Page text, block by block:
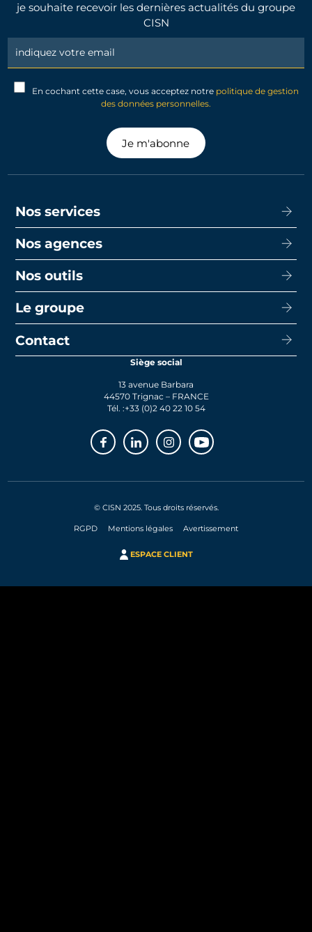
je souhaite recevoir les dernières actualités du groupe
CISN
Newsletter
Signup
En cochant cette case, vous acceptez notre politique de gestion
des données personnelles.
Je m'abonne
Nos services
Acheter
Louer
Promotion
Transaction
Faire gérer
Nos agences
CISN Agence Immobilière Nantes Decré
CISN Agence Immobilière Nantes Anglais
CISN Agence Immobilière La Baule
Nos outils
Capacité d’emprunt
Le prêt bancaire
Le groupe
Le groupe
Contact
Siège social
13 avenue Barbara
44570 Trignac – FRANCE
Tél. :+33 (0)2 40 22 10 54
FacebookLinkedinInstagramYoutube
© CISN 2025. Tous droits réservés.
RGPD Mentions légales Avertissement
ESPACE CLIENT